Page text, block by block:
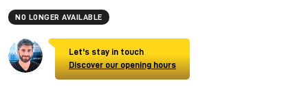
NO LONGER AVAILABLE
Let's stay in touch
Discover our opening hours